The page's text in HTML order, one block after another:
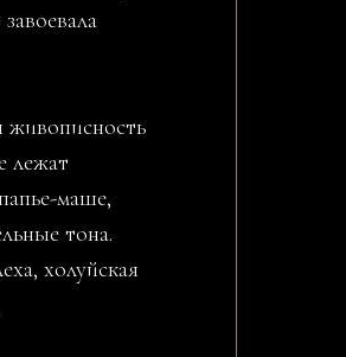
живописность
лежат
маше,
тона.
холуйская